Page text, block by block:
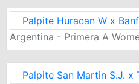
Palpite Huracan W x
Argentina - Primera A
Palpite San Martin S.J. x